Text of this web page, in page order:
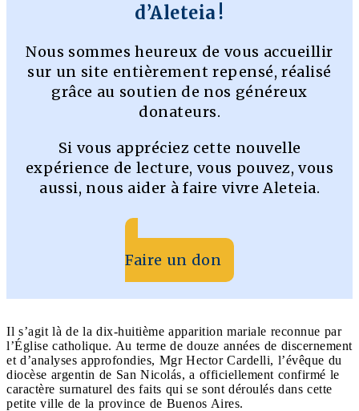
d’Aleteia !
Nous sommes heureux de vous accueillir
sur un site entièrement repensé, réalisé
grâce au soutien de nos généreux
donateurs.
Si vous appréciez cette nouvelle
expérience de lecture, vous pouvez, vous
aussi, nous aider à faire vivre Aleteia.
Faire un don
Il s’agit là de la dix-huitième apparition mariale reconnue par
l’Église catholique. Au terme de douze années de discernement
et d’analyses approfondies, Mgr Hector Cardelli, l’évêque du
diocèse argentin de San Nicolás, a officiellement confirmé le
caractère surnaturel des faits qui se sont déroulés dans cette
petite ville de la province de Buenos Aires.